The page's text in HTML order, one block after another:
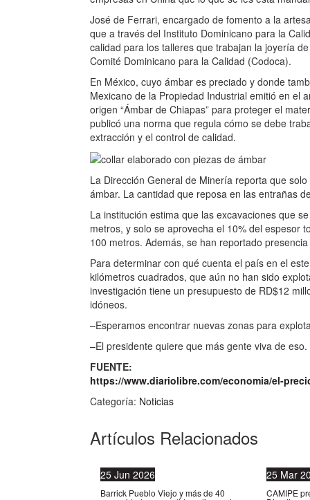
José de Ferrari, encargado de fomento a la
que a través del Instituto Dominicano para la
calidad para los talleres que trabajan la joyería
Comité Dominicano para la Calidad (Codoca).
En México, cuyo ámbar es preciado y donde
Mexicano de la Propiedad Industrial emitió en el
origen “Ámbar de Chiapas” para proteger el
publicó una norma que regula cómo se debe
extracción y el control de calidad.
La Dirección General de Minería reporta que
ámbar. La cantidad que reposa en las entrañas
La institución estima que las excavaciones que
metros, y solo se aprovecha el 10% del espesor
100 metros. Además, se han reportado
Para determinar con qué cuenta el país en el
kilómetros cuadrados, que aún no han sido
investigación tiene un presupuesto de RD$12
idóneos.
–Esperamos encontrar nuevas zonas para
–El presidente quiere que más gente viva de eso.
FUENTE:
https://www.diariolibre.com/economia/el-
Categoría: Noticias
Artículos Relacionados
25 Jun 2026
Barrick Pueblo Viejo y más de 40
25 Mar
CAMIPE